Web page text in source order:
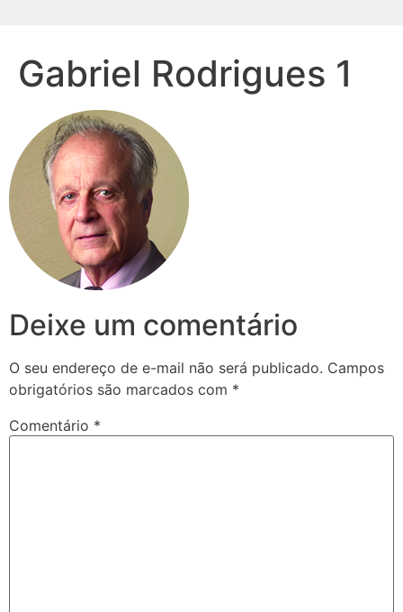
Gabriel Rodrigues 1
Deixe um comentário
O seu endereço de e-mail não será publicado. Campos
obrigatórios são marcados com *
Comentário *